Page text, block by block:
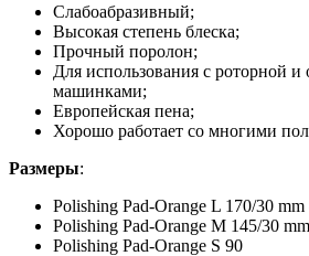
Слабоабразивный;
Высокая степень блеска;
Прочный поролон;
Для использования с роторной и
машинками;
Европейская пена;
Хорошо работает со многими
Размеры:
Polishing Pad-Orange L 170/30
Polishing Pad-Orange M 145/30
Polishing Pad-Orange S 90